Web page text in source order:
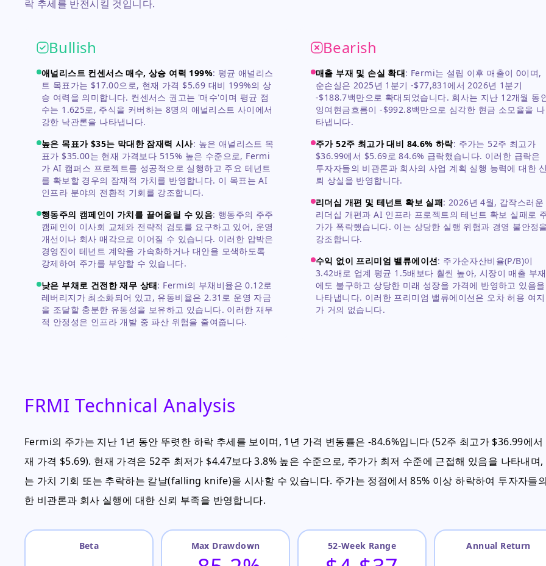
락 추세를 반전시킬 것입니다.
Bullish
애널리스트 컨센서스 매수, 상승 여력 199%: 평균 애널리스
트 목표가는 $17.00으로, 현재 가격 $5.69 대비 199%의 상
승 여력을 의미합니다. 컨센서스 권고는 '매수'이며 평균 점
수는 1.625로, 주식을 커버하는 8명의 애널리스트 사이에서
강한 낙관론을 나타냅니다.
높은 목표가 $35는 막대한 잠재력 시사: 높은 애널리스트 목
표가 $35.00는 현재 가격보다 515% 높은 수준으로, Fermi
가 AI 캠퍼스 프로젝트를 성공적으로 실행하고 주요 테넌트
를 확보할 경우의 잠재적 가치를 반영합니다. 이 목표는 AI
인프라 분야의 전환적 기회를 강조합니다.
행동주의 캠페인이 가치를 끌어올릴 수 있음: 행동주의 주주
캠페인이 이사회 교체와 전략적 검토를 요구하고 있어, 운영
개선이나 회사 매각으로 이어질 수 있습니다. 이러한 압박은
경영진이 테넌트 계약을 가속화하거나 대안을 모색하도록
강제하여 주가를 부양할 수 있습니다.
낮은 부채로 건전한 재무 상태: Fermi의 부채비율은 0.12로
레버리지가 최소화되어 있고, 유동비율은 2.31로 운영 자금
을 조달할 충분한 유동성을 보유하고 있습니다. 이러한 재무
적 안정성은 인프라 개발 중 파산 위험을 줄여줍니다.
Bearish
매출 부재 및 손실 확대: Fermi는 설립 이후 매출이 0이며,
순손실은 2025년 1분기 -$77,831에서 2026년 1분기
-$188.7백만으로 확대되었습니다. 회사는 지난 12개월 동
잉여현금흐름이 -$992.8백만으로 심각한 현금 소모율을 나
타냅니다.
주가 52주 최고가 대비 84.6% 하락: 주가는 52주 최고가
$36.99에서 $5.69로 84.6% 급락했습니다. 이러한 급락은
투자자들의 비관론과 회사의 사업 계획 실행 능력에 대한 신
뢰 상실을 반영합니다.
리더십 개편 및 테넌트 확보 실패:2026년 4월, 갑작스러운
리더십 개편과 AI 인프라 프로젝트의 테넌트 확보 실패로
가가 폭락했습니다. 이는 상당한 실행 위험과 경영 불안정을
강조합니다.
수익 없이 프리미엄 밸류에이션: 주가순자산비율(P/B)이
3.42배로 업계 평균 1.5배보다 훨씬 높아, 시장이 매출 부재
에도 불구하고 상당한 미래 성장을 가격에 반영하고 있음을
나타냅니다. 이러한 프리미엄 밸류에이션은 오차 허용 여지
가 거의 없습니다.
FRMI Technical Analysis
Fermi의 주가는 지난 1년 동안 뚜렷한 하락 추세를 보이며, 1년 가격 변동률은 -84.6%입니다 (52주 최고가 $36.99에서
재 가격 $5.69). 현재 가격은 52주 최저가 $4.47보다 3.8% 높은 수준으로, 주가가 최저 수준에 근접해 있음을 나타내며,
는 가치 기회 또는 추락하는 칼날(falling knife)을 시사할 수 있습니다. 주가는 정점에서 85% 이상 하락하여 투자자들
한 비관론과 회사 실행에 대한 신뢰 부족을 반영합니다.
Beta Max Drawdown 52-Week Range Annual Return